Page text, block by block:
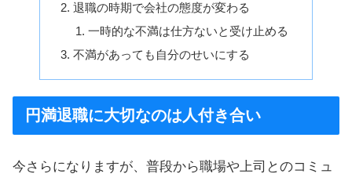
退職の時期で会社の態度が変わる
一時的な不満は仕方ないと受け止める
不満があっても自分のせいにする
円満退職に大切なのは人付き合い
今さらになりますが、普段から職場や上司とのコミュ